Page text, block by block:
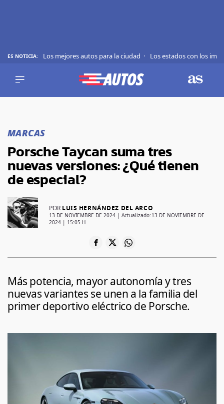
ES NOTICIA: Los mejores autos para la ciudad Los estados con los
REVIEWS
CURIOSIDADES
MARCAS
RANKINGS
SÍGUENOS
MARCAS
Porsche Taycan suma tres
nuevas versiones: ¿Qué tienen
de especial?
POR LUIS HERNÁNDEZ DEL ARCO
13 DE NOVIEMBRE DE 2024 | Actualizado: 13 DE NOVIEMBRE DE
2024 | 15:05 H
Más potencia, mayor autonomía y tres
nuevas variantes se unen a la familia del
primer deportivo eléctrico de Porsche.